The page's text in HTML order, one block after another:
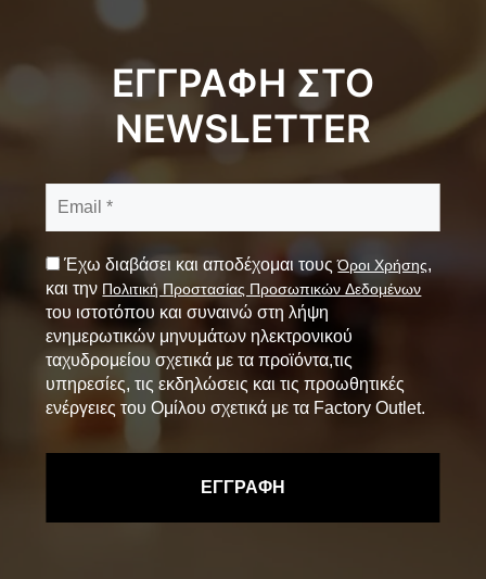
ΕΓΓΡΑΦΗ ΣΤΟ
NEWSLETTER
Έχω διαβάσει και αποδέχομαι τουςΌροι Χρήσης,
και την Πολιτική Προστασίας Προσωπικών Δεδομένων
του ιστοτόπου και συναινώ στη λήψη
ενημερωτικών μηνυμάτων ηλεκτρονικού
ταχυδρομείου σχετικά με τα προϊόντα,τις
υπηρεσίες, τις εκδηλώσεις και τις προωθητικές
ενέργειες του Ομίλου σχετικά με τα Factory Outlet.